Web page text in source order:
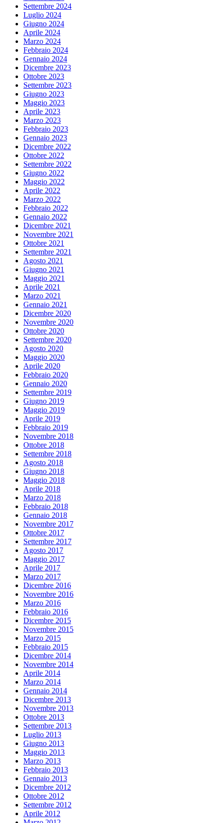
Settembre 2024
Luglio 2024
Giugno 2024
Aprile 2024
Marzo 2024
Febbraio 2024
Gennaio 2024
Dicembre 2023
Ottobre 2023
Settembre 2023
Giugno 2023
Maggio 2023
Aprile 2023
Marzo 2023
Febbraio 2023
Gennaio 2023
Dicembre 2022
Ottobre 2022
Settembre 2022
Giugno 2022
Maggio 2022
Aprile 2022
Marzo 2022
Febbraio 2022
Gennaio 2022
Dicembre 2021
Novembre 2021
Ottobre 2021
Settembre 2021
Agosto 2021
Giugno 2021
Maggio 2021
Aprile 2021
Marzo 2021
Gennaio 2021
Dicembre 2020
Novembre 2020
Ottobre 2020
Settembre 2020
Agosto 2020
Maggio 2020
Aprile 2020
Febbraio 2020
Gennaio 2020
Settembre 2019
Giugno 2019
Maggio 2019
Aprile 2019
Febbraio 2019
Novembre 2018
Ottobre 2018
Settembre 2018
Agosto 2018
Giugno 2018
Maggio 2018
Aprile 2018
Marzo 2018
Febbraio 2018
Gennaio 2018
Novembre 2017
Ottobre 2017
Settembre 2017
Agosto 2017
Maggio 2017
Aprile 2017
Marzo 2017
Dicembre 2016
Novembre 2016
Marzo 2016
Febbraio 2016
Dicembre 2015
Novembre 2015
Marzo 2015
Febbraio 2015
Dicembre 2014
Novembre 2014
Aprile 2014
Marzo 2014
Gennaio 2014
Dicembre 2013
Novembre 2013
Ottobre 2013
Settembre 2013
Luglio 2013
Giugno 2013
Maggio 2013
Marzo 2013
Febbraio 2013
Gennaio 2013
Dicembre 2012
Ottobre 2012
Settembre 2012
Aprile 2012